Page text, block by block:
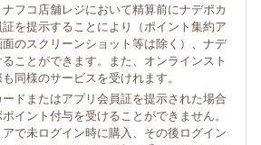
フコ店舗レジにおいて精算前にナデポカ
を提示することにより（ポイント集約ア
のスクリーンショット等は除く）、ナデ
ことができます。また、オンラインスト
同様のサービスを受けれます。
ドまたはアプリ会員証を提示された場合
イント付与を受けることができません。
で未ログイン時に購入、その後ログイン